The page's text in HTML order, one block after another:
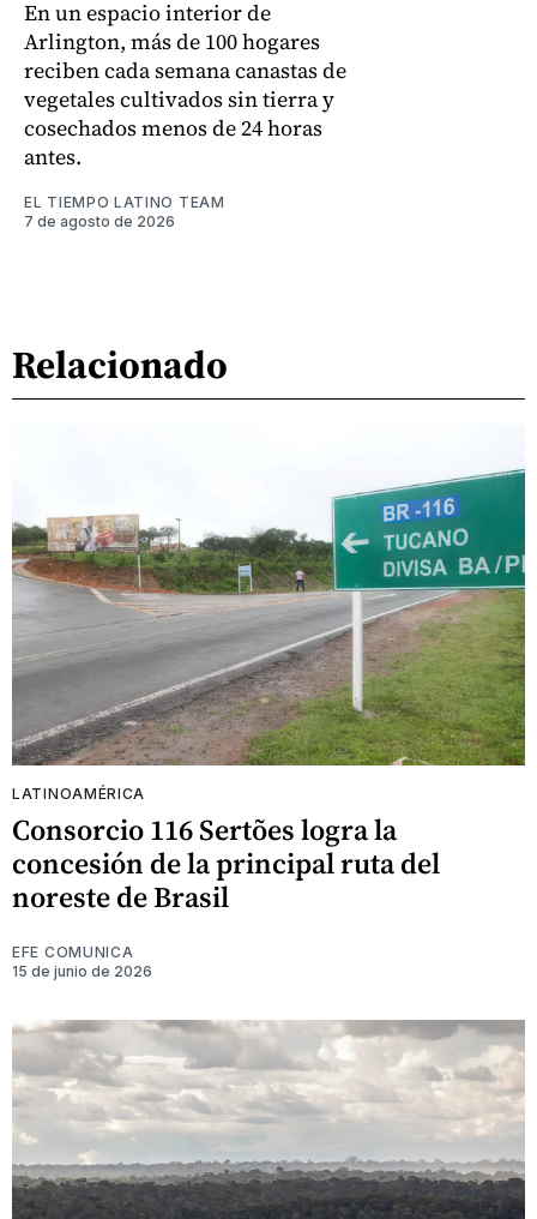
En un espacio interior de
Arlington, más de 100 hogares
reciben cada semana canastas de
vegetales cultivados sin tierra y
cosechados menos de 24 horas
antes.
EL TIEMPO LATINO TEAM
7 de agosto de 2026
Relacionado
LATINOAMÉRICA
Consorcio 116 Sertões logra la
concesión de la principal ruta del
noreste de Brasil
EFE COMUNICA
15 de junio de 2026